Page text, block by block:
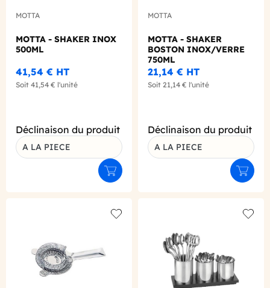
MOTTA
MOTTA - SHAKER INOX
500ML
41,54 € HT
Soit 41,54 € l'unité
Déclinaison du produit
A LA PIECE
Ajouter au panier
MOTTA
MOTTA - SHAKER
BOSTON INOX/VERRE
750ML
21,14 € HT
Soit 21,14 € l'unité
Déclinaison du produit
A LA PIECE